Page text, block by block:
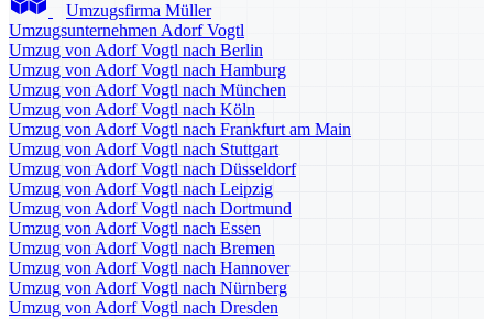
Umzugsfirma Müller
Umzugsunternehmen Adorf Vogtl
Umzug von Adorf Vogtl nach Berlin
Umzug von Adorf Vogtl nach Hamburg
Umzug von Adorf Vogtl nach München
Umzug von Adorf Vogtl nach Köln
Umzug von Adorf Vogtl nach Frankfurt am Main
Umzug von Adorf Vogtl nach Stuttgart
Umzug von Adorf Vogtl nach Düsseldorf
Umzug von Adorf Vogtl nach Leipzig
Umzug von Adorf Vogtl nach Dortmund
Umzug von Adorf Vogtl nach Essen
Umzug von Adorf Vogtl nach Bremen
Umzug von Adorf Vogtl nach Hannover
Umzug von Adorf Vogtl nach Nürnberg
Umzug von Adorf Vogtl nach Dresden